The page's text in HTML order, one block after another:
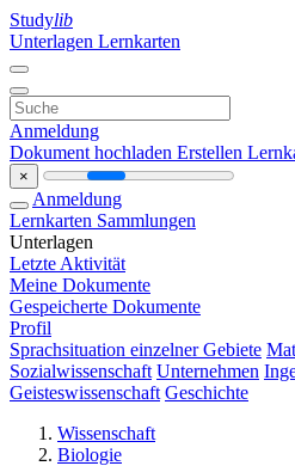
Studylib
Unterlagen Lernkarten
Anmeldung
Dokument hochladen Erstellen
×
Anmeldung
Lernkarten Sammlungen
Unterlagen
Letzte Aktivität
Meine Dokumente
Gespeicherte Dokumente
Profil
Sprachsituation einzelner Gebiete
Sozialwissenschaft Unternehmen
Geisteswissenschaft Geschichte
Wissenschaft
Biologie